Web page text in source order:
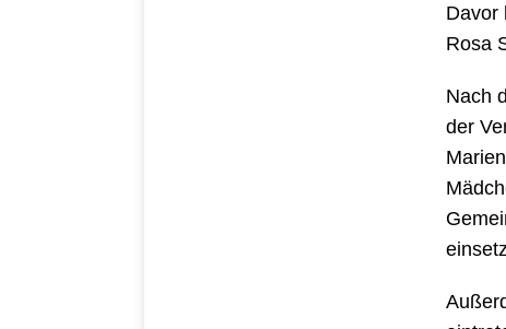
Davor
Rosa
Nach
der